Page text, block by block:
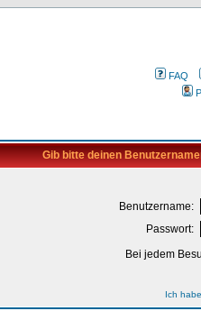
FAQ
Gib bitte deinen
Benutzername:
Passwort:
Bei jedem
Ich